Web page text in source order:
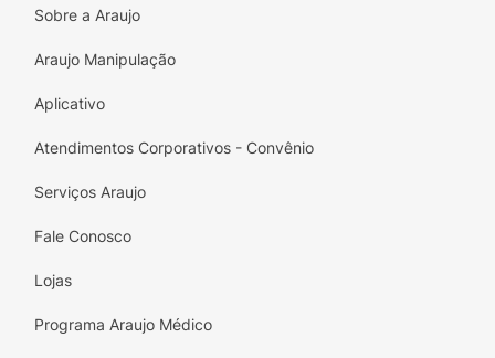
Sobre a Araujo
Araujo Manipulação
Aplicativo
Atendimentos Corporativos - Convênio
Serviços Araujo
Fale Conosco
Lojas
Programa Araujo Médico